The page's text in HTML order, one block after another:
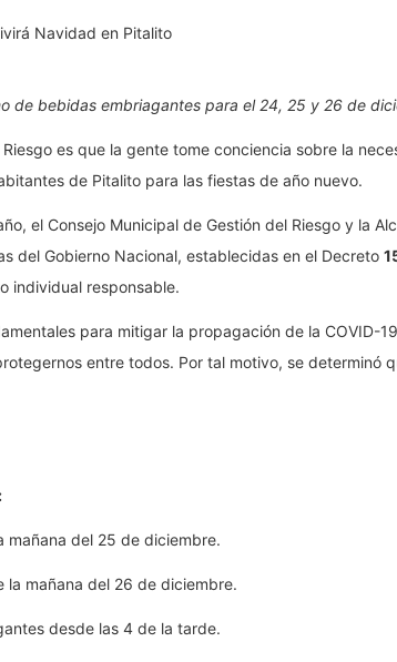
de bebidas embriagantes para el 24, 25 y 26 de
es que la gente tome conciencia sobre la
de Pitalito para las fiestas de año nuevo.
el Consejo Municipal de Gestión del Riesgo y la
del Gobierno Nacional, establecidas en el Decreto
individual responsable.
para mitigar la propagación de la COVID-
entre todos. Por tal motivo, se determinó
mañana del 25 de diciembre.
la mañana del 26 de diciembre.
desde las 4 de la tarde.